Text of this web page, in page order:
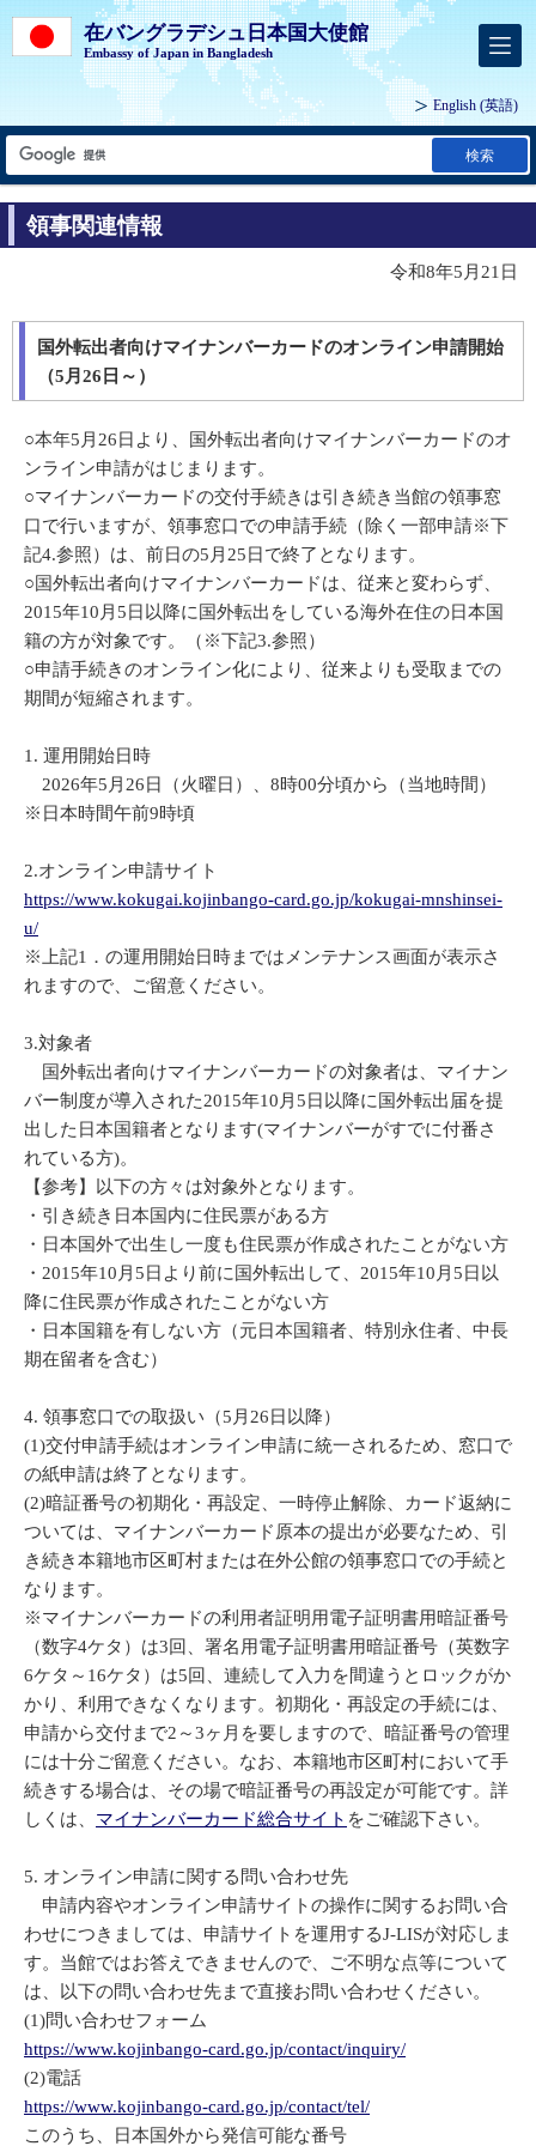
在バングラデシュ日本国大使館
Embassy of Japan in Bangladesh
English (英語)
検索
領事関連情報
令和8年5月21日
国外転出者向けマイナンバーカードのオンライン申請開始
（5月26日～）
○本年5月26日より、国外転出者向けマイナンバーカードのオ
ンライン申請がはじまります。
○マイナンバーカードの交付手続きは引き続き当館の領事窓
口で行いますが、領事窓口での申請手続（除く一部申請※下
記4.参照）は、前日の5月25日で終了となります。
○国外転出者向けマイナンバーカードは、従来と変わらず、
2015年10月5日以降に国外転出をしている海外在住の日本国
籍の方が対象です。（※下記3.参照）
○申請手続きのオンライン化により、従来よりも受取までの
期間が短縮されます。
1. 運用開始日時
2026年5月26日（火曜日）、8時00分頃から（当地時間）
※日本時間午前9時頃
2.オンライン申請サイト
https://www.kokugai.kojinbango-card.go.jp/kokugai-mnshinsei-
u/
※上記1．の運用開始日時まではメンテナンス画面が表示さ
れますので、ご留意ください。
3.対象者
国外転出者向けマイナンバーカードの対象者は、マイナン
バー制度が導入された2015年10月5日以降に国外転出届を提
出した日本国籍者となります(マイナンバーがすでに付番さ
れている方)。
【参考】以下の方々は対象外となります。
・引き続き日本国内に住民票がある方
・日本国外で出生し一度も住民票が作成されたことがない方
・2015年10月5日より前に国外転出して、2015年10月5日以
降に住民票が作成されたことがない方
・日本国籍を有しない方（元日本国籍者、特別永住者、中長
期在留者を含む）
4. 領事窓口での取扱い（5月26日以降）
(1)交付申請手続はオンライン申請に統一されるため、窓口で
の紙申請は終了となります。
(2)暗証番号の初期化・再設定、一時停止解除、カード返納に
ついては、マイナンバーカード原本の提出が必要なため、引
き続き本籍地市区町村または在外公館の領事窓口での手続と
なります。
※マイナンバーカードの利用者証明用電子証明書用暗証番号
（数字4ケタ）は3回、署名用電子証明書用暗証番号（英数字
6ケタ～16ケタ）は5回、連続して入力を間違うとロックがか
かり、利用できなくなります。初期化・再設定の手続には、
申請から交付まで2～3ヶ月を要しますので、暗証番号の管理
には十分ご留意ください。なお、本籍地市区町村において手
続きする場合は、その場で暗証番号の再設定が可能です。詳
しくは、 マイナンバーカード総合サイト をご確認下さい。
5. オンライン申請に関する問い合わせ先
申請内容やオンライン申請サイトの操作に関するお問い合
わせにつきましては、申請サイトを運用するJ-LISが対応しま
す。当館ではお答えできませんので、ご不明な点等について
は、以下の問い合わせ先まで直接お問い合わせください。
(1)問い合わせフォーム
https://www.kojinbango-card.go.jp/contact/inquiry/
(2)電話
https://www.kojinbango-card.go.jp/contact/tel/
このうち、日本国外から発信可能な番号